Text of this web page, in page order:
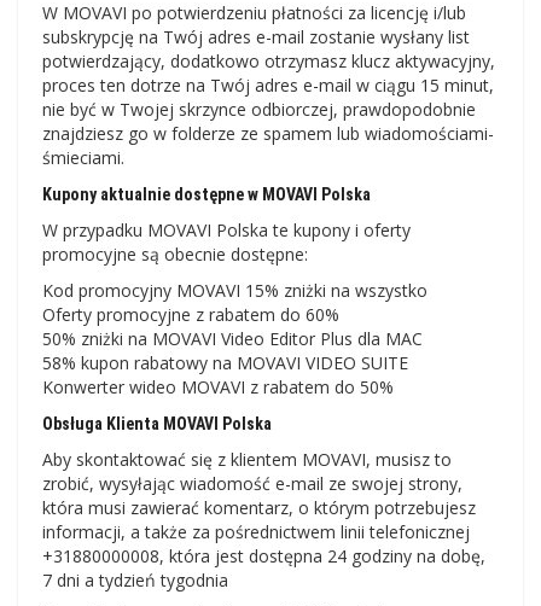
W MOVAVI po potwierdzeniu płatności za licencję i/lub
subskrypcję na Twój adres e-mail zostanie wysłany list
potwierdzający, dodatkowo otrzymasz klucz aktywacyjny,
proces ten dotrze na Twój adres e-mail w ciągu 15 minut,
nie być w Twojej skrzynce odbiorczej, prawdopodobnie
znajdziesz go w folderze ze spamem lub wiadomościami-
śmieciami.
Kupony aktualnie dostępne w MOVAVI Polska
W przypadku MOVAVI Polska te kupony i oferty
promocyjne są obecnie dostępne:
Kod promocyjny MOVAVI 15% zniżki na wszystko
Oferty promocyjne z rabatem do 60%
50% zniżki na MOVAVI Video Editor Plus dla MAC
58% kupon rabatowy na MOVAVI VIDEO SUITE
Konwerter wideo MOVAVI z rabatem do 50%
Obsługa Klienta MOVAVI Polska
Aby skontaktować się z klientem MOVAVI, musisz to
zrobić, wysyłając wiadomość e-mail ze swojej strony,
która musi zawierać komentarz, o którym potrzebujesz
informacji, a także za pośrednictwem linii telefonicznej
+31880000008, która jest dostępna 24 godziny na dobę,
7 dni a tydzień tygodnia